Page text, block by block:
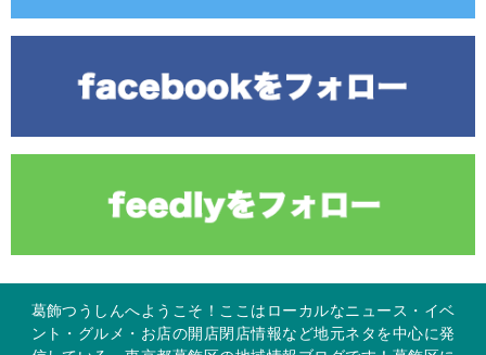
葛飾つうしんへようこそ！ここはローカルなニュース・イベ
ント・グルメ・お店の開店閉店情報など地元ネタを中心に発